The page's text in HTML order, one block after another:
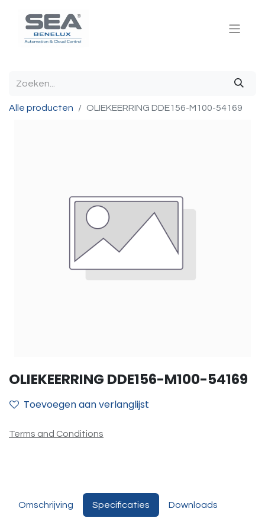
Alle producten OLIEKEERRING DDE156-M100-54169
OLIEKEERRING DDE156-M100-54169
Toevoegen aan verlanglijst
Terms and Conditions
Omschrijving Specificaties Downloads